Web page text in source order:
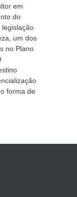
em
do
um dos
no Plano
forma de